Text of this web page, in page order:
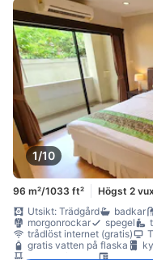
1/10
96 m²/1033 ft² Högst 2
Utsikt: Trädgård
badkar
morgonrockar
spegel
trådlöst internet (gratis)
gratis vatten på flaska
balkong/terrass